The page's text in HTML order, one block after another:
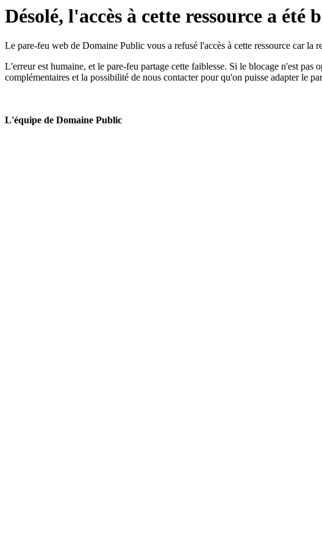
Désolé, l'accès à cette ressource a été
Le pare-feu web de Domaine Public vous a refusé l'accès à cette ressource car la
L'erreur est humaine, et le pare-feu partage cette faiblesse. Si le blocage n'est pas
complémentaires et la possibilité de nous contacter pour qu'on puisse adapter le
L'équipe de Domaine Public